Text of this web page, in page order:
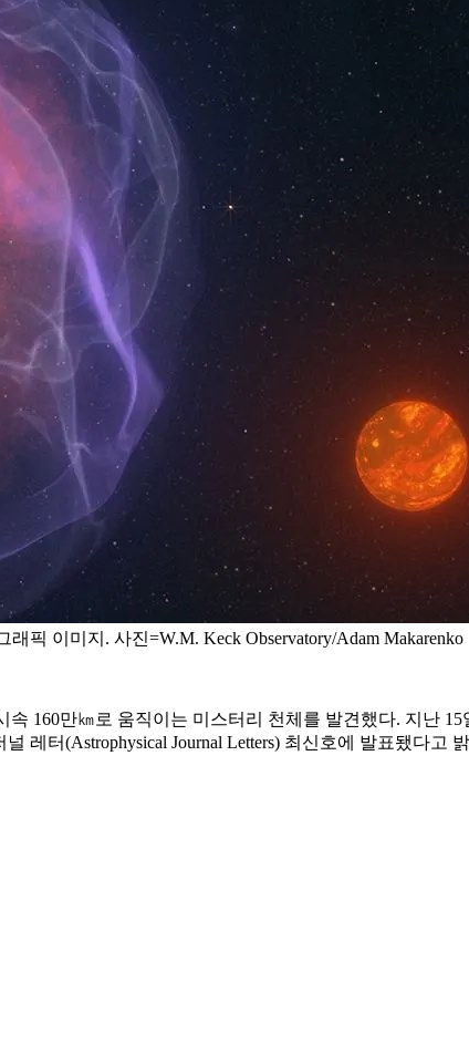
픽 이미지. 사진=W.M. Keck Observatory/Adam Makarenko
160만㎞로 움직이는 미스터리 천체를 발견했다. 지난
레터(Astrophysical Journal Letters) 최신호에 발표됐다고